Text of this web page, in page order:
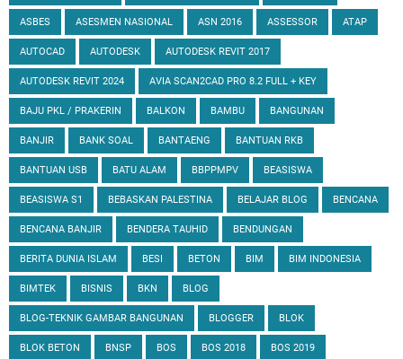
ASBES ASESMEN NASIONAL ASN 2016 ASSESSOR ATAP
AUTOCAD AUTODESK AUTODESK REVIT 2017
AUTODESK REVIT 2024 AVIA SCAN2CAD PRO 8.2 FULL + KEY
BAJU PKL / PRAKERIN BALKON BAMBU BANGUNAN
BANJIR BANK SOAL BANTAENG BANTUAN RKB
BANTUAN USB BATU ALAM BBPPMPV BEASISWA
BEASISWA S1 BEBASKAN PALESTINA BELAJAR BLOG BENCANA
BENCANA BANJIR BENDERA TAUHID BENDUNGAN
BERITA DUNIA ISLAM BESI BETON BIM BIM INDONESIA
BIMTEK BISNIS BKN BLOG
BLOG-TEKNIK GAMBAR BANGUNAN BLOGGER BLOK
BLOK BETON BNSP BOS BOS 2018 BOS 2019